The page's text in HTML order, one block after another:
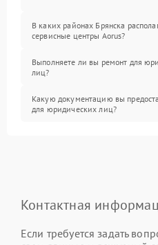
В каких районах Брянска
сервисные центры Aorus?
Выполняете ли вы ремонт для
лиц?
Какую документацию вы
для юридических лиц?
Контактная
Если требуется задать